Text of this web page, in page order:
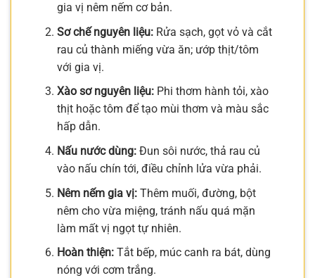
gia vị nêm nếm cơ bản.
Sơ chế nguyên liệu:Rửa sạch, gọt vỏ và cắt
rau củ thành miếng vừa ăn; ướp thịt/tôm
với gia vị.
Xào sơ nguyên liệu:Phi thơm hành tỏi, xào
thịt hoặc tôm để tạo mùi thơm và màu sắc
hấp dẫn.
Nấu nước dùng:Đun sôi nước, thả rau củ
vào nấu chín tới, điều chỉnh lửa vừa phải.
Nêm nếm gia vị:Thêm muối, đường, bột
nêm cho vừa miệng, tránh nấu quá mặn
làm mất vị ngọt tự nhiên.
Hoàn thiện:Tắt bếp, múc canh ra bát, dùng
nóng với cơm trắng.